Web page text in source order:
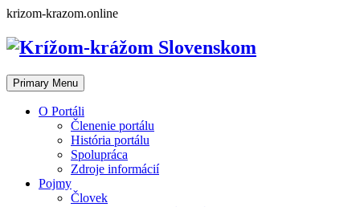
Skip
content
krizom-krazom.online
Primary Menu
O Portáli
Členenie portálu
História portálu
Spolupráca
Zdroje informácií
Pojmy
Človek